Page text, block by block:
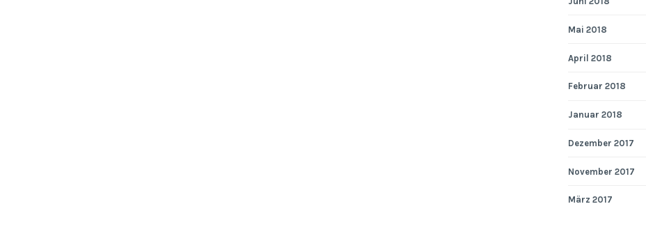
Mai 2018
April 2018
Februar 2018
Januar 2018
Dezember 2017
November 2017
März 2017